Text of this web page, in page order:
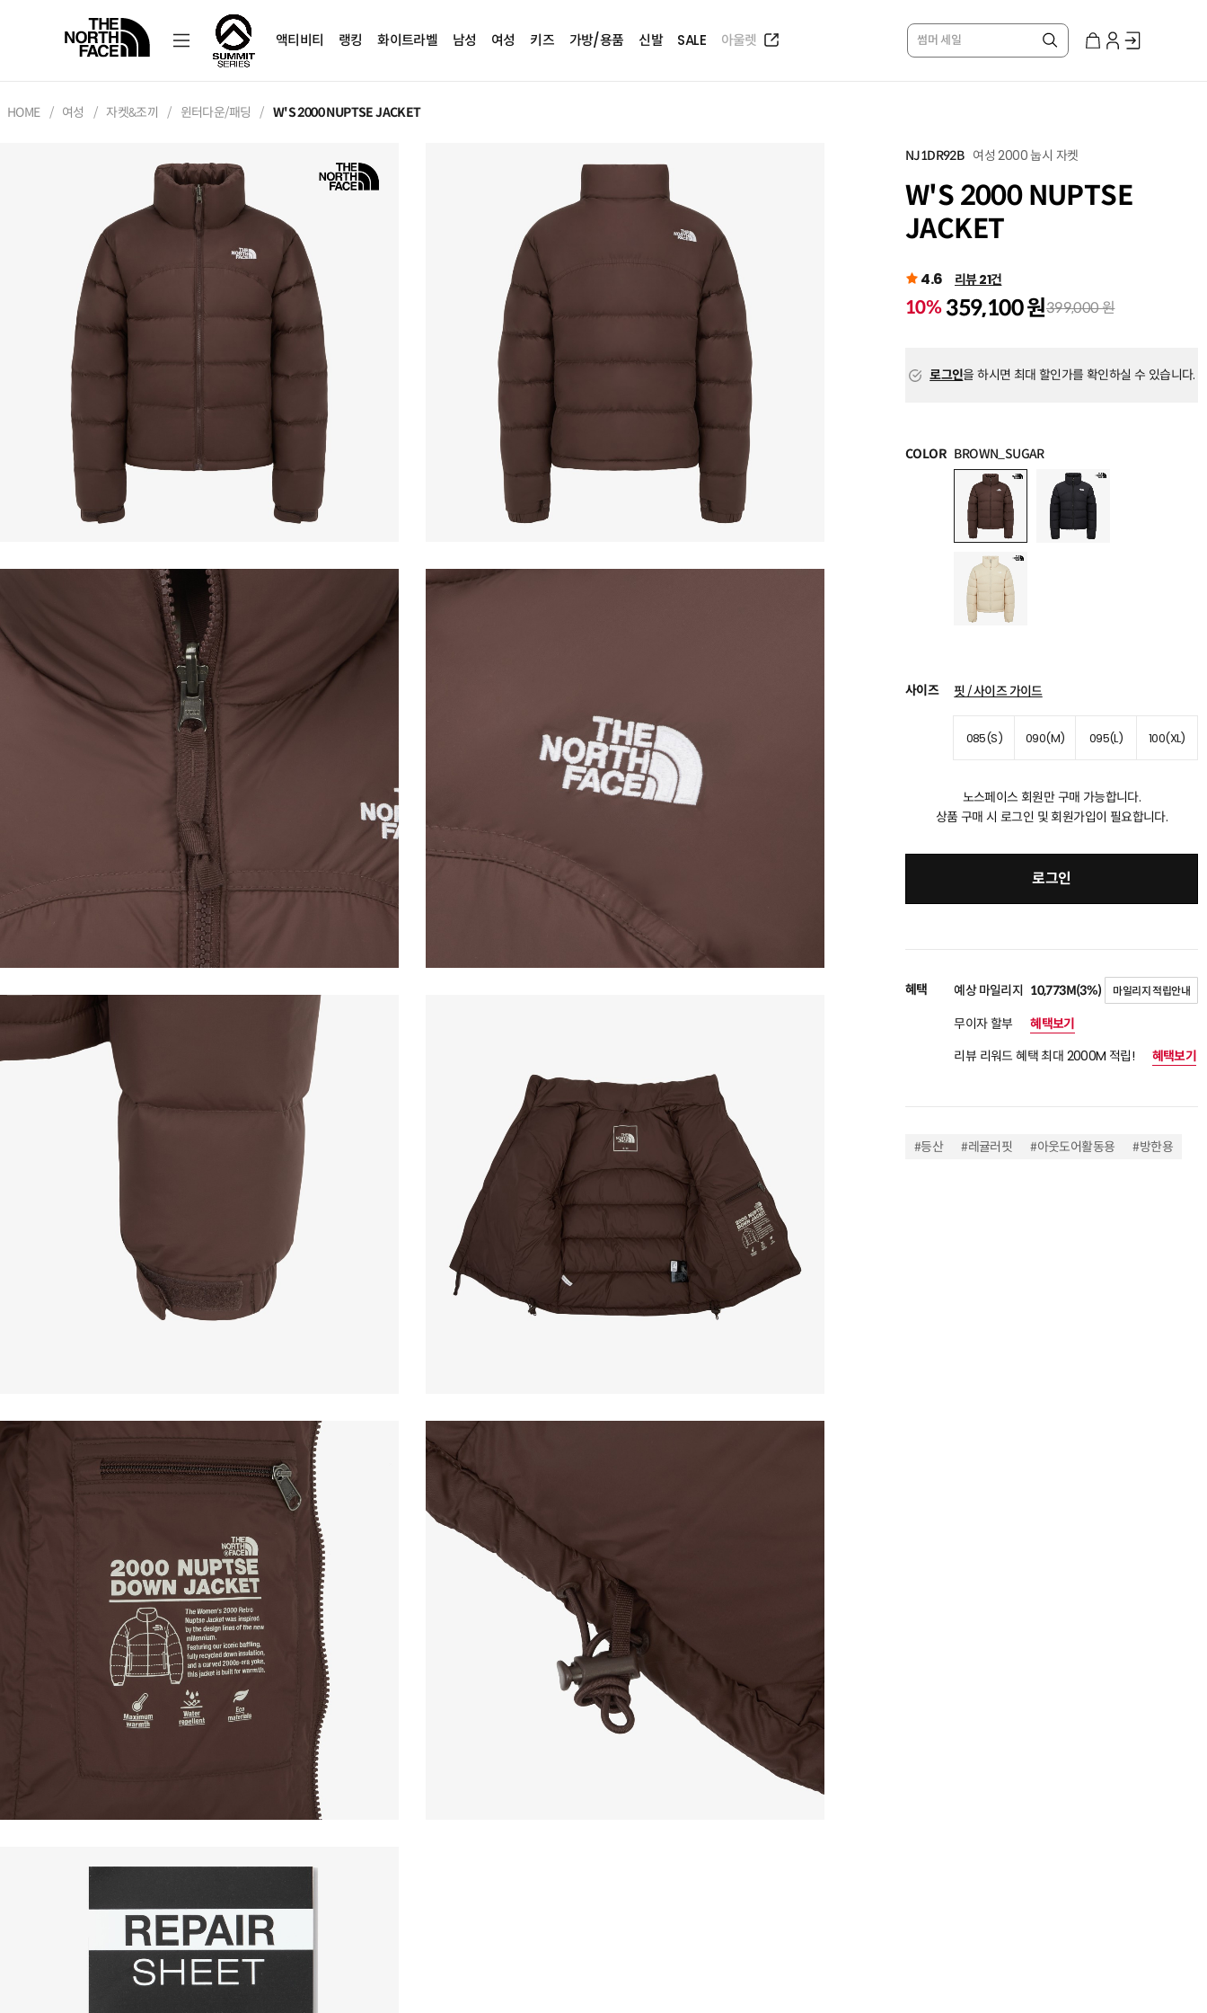
액티비티 랭킹 화이트라벨 남성 여성 키즈 가방/용품 신발 SALE 아울렛 썸머 세일
HOME 여성 자켓&조끼 윈터다운/패딩 W'S 2000 NUPTSE JACKET
NJ1DR92B 여성 2000 눕시 자켓
W'S 2000 NUPTSE
JACKET
4.6 리뷰 21건
10% 359,100 원399,000 원
로그인을 하시면 최대 할인가를 확인하실 수 있습니다.
COLOR BROWN_SUGAR
사이즈 핏 / 사이즈 가이드
085(S) 090(M) 095(L) 100(XL)
노스페이스 회원만 구매 가능합니다.
상품 구매 시 로그인 및 회원가입이 필요합니다.
로그인
혜택 예상 마일리지 10,773M(3%) 마일리지 적립안내
무이자 할부
혜택보기
리뷰 리워드 혜택 최대 2000M 적립!
혜택보기
#등산 #레귤러핏 #아웃도어활동용 #방한용